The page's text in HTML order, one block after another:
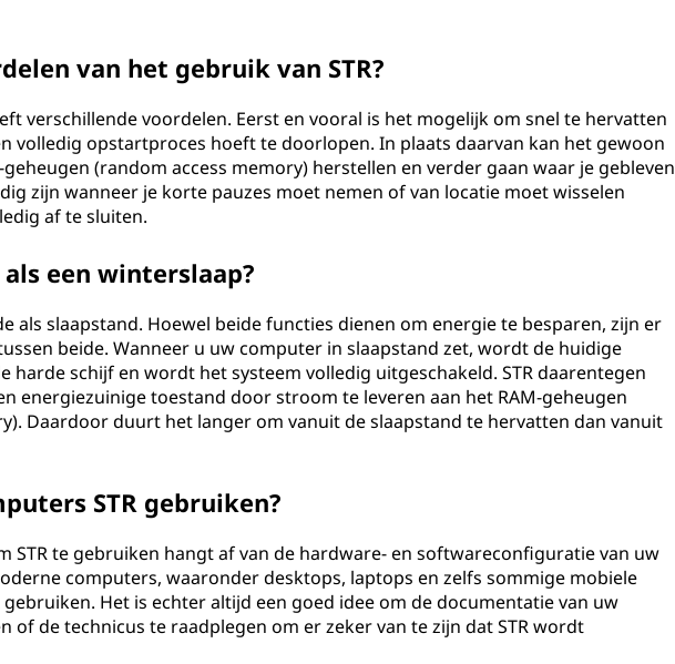
van het gebruik van STR?
verschillende voordelen. Eerst en vooral is het mogelijk om snel te hervatten
volledig opstartproces hoeft te doorlopen. In plaats daarvan kan het gewoon
(random access memory) herstellen en verder gaan waar je gebleven
zijn wanneer je korte pauzes moet nemen of van locatie moet wisselen
af te sluiten.
een winterslaap?
als slaapstand. Hoewel beide functies dienen om energie te besparen, zijn er
beide. Wanneer u uw computer in slaapstand zet, wordt de huidige
harde schijf en wordt het systeem volledig uitgeschakeld. STR daarentegen
energiezuinige toestand door stroom te leveren aan het RAM-geheugen
Daardoor duurt het langer om vanuit de slaapstand te hervatten dan vanuit
STR gebruiken?
STR te gebruiken hangt af van de hardware- en softwareconfiguratie van uw
computers, waaronder desktops, laptops en zelfs sommige mobiele
gebruiken. Het is echter altijd een goed idee om de documentatie van uw
of de technicus te raadplegen om er zeker van te zijn dat STR wordt